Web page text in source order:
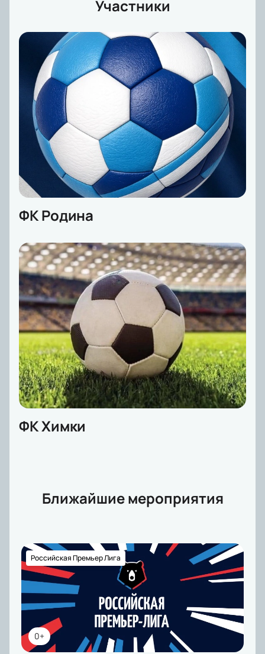
Участники
ФК Родина
ФК Химки
Ближайшие мероприятия
0+
Российская Премьер Лига